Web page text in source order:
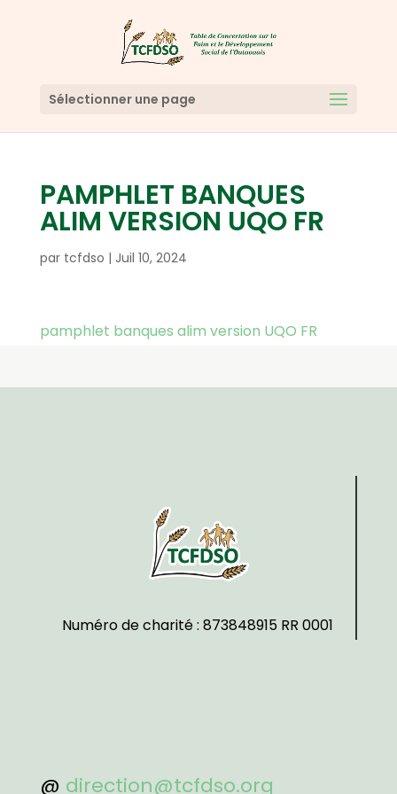
Sélectionner une page
PAMPHLET BANQUES
ALIM VERSION UQO FR
par tcfdso | Juil 10, 2024
pamphlet banques alim version UQO FR
Numéro de charité : 873848915 RR 0001
@ direction@tcfdso.org